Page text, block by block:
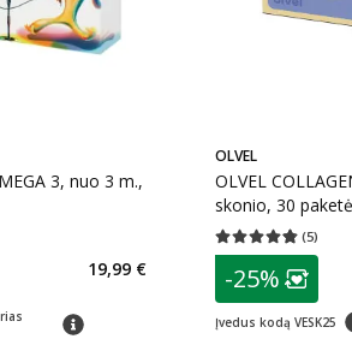
3, nuo 3 m.,
klubo narių nuolaida:
patarimas
19,99 €
OLVEL
OLVEL
skonio, 30
(5)
Vidutinis įvertinimas
patarimas
-25%
Įvedus kodą VESK25